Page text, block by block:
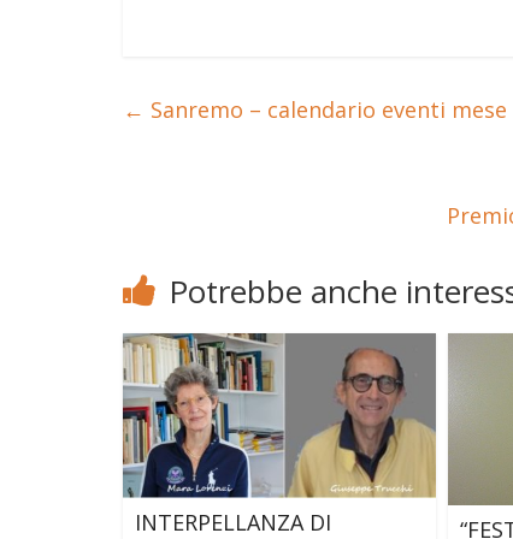
← Sanremo – calendario eventi
Potrebbe anche
INTERPELLANZA DI